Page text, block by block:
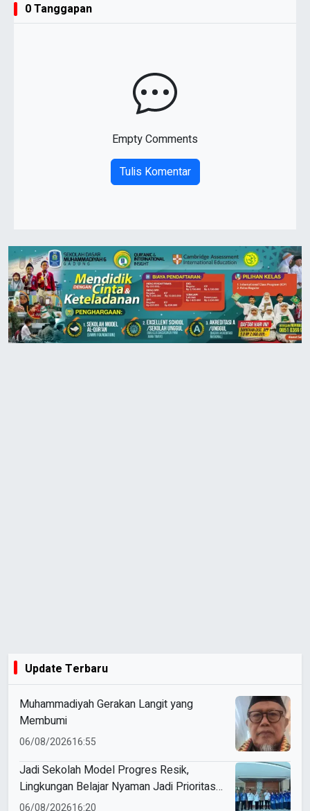
0 Tanggapan
Empty Comments
Tulis Komentar
Update Terbaru
Muhammadiyah Gerakan Langit yang
Membumi
06/08/202616:55
Jadi Sekolah Model Progres Resik,
Lingkungan Belajar Nyaman Jadi Prioritas
Smamio Gresik
06/08/202616:20